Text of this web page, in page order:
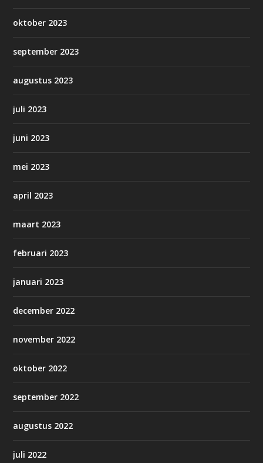
oktober 2023
september 2023
augustus 2023
juli 2023
juni 2023
mei 2023
april 2023
maart 2023
februari 2023
januari 2023
december 2022
november 2022
oktober 2022
september 2022
augustus 2022
juli 2022